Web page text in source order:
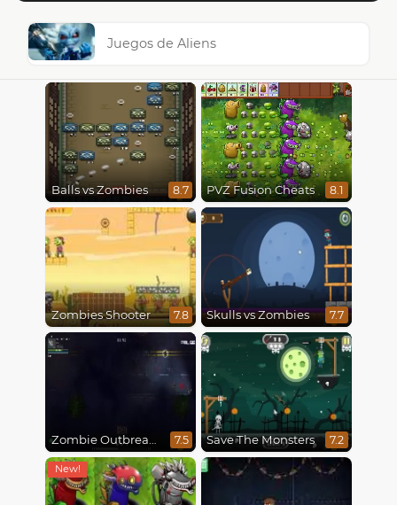
Juegos de Aliens
Balls vs Zombies 8.7 PVZ Fusion Cheats 8.1
Zombies Shooter 7.8 Skulls vs Zombies 7.7
Zombie Outbreak Arena 7.5 Save The Monsters 7.2